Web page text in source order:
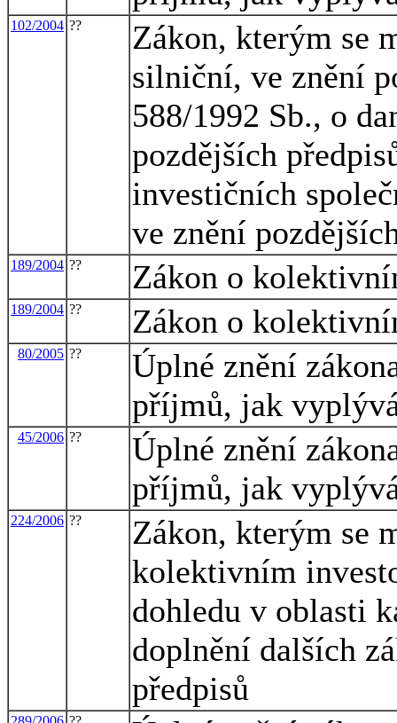
102/2004 ??
Zákon, kterým se
silniční, ve znění
588/1992 Sb., o
pozdějších
investičních
ve znění
189/2004 ?? Zákon o
189/2004 ?? Zákon o
80/2005 ??
Úplné znění
příjmů, jak
45/2006 ??
Úplné znění
příjmů, jak
224/2006 ??
Zákon, kterým se
kolektivním
dohledu v oblasti
doplnění dalších
předpisů